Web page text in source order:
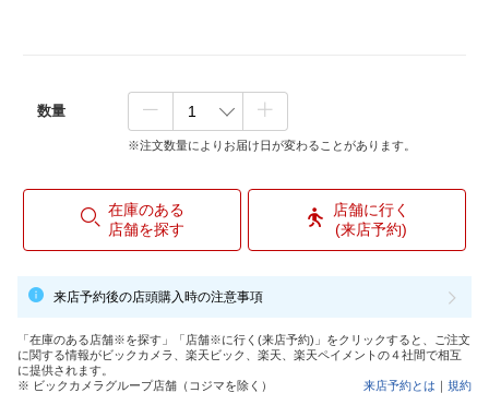
数量
※注文数量によりお届け日が変わることがあります。
在庫のある
店舗を探す
店舗に行く
(来店予約)
来店予約後の店頭購入時の注意事項
「在庫のある店舗※を探す」「店舗※に行く(来店予約)」をクリックすると、ご注文
に関する情報がビックカメラ、楽天ビック、楽天、楽天ペイメントの４社間で相互
に提供されます。
※ ビックカメラグループ店舗（コジマを除く）
来店予約とは ｜ 規約